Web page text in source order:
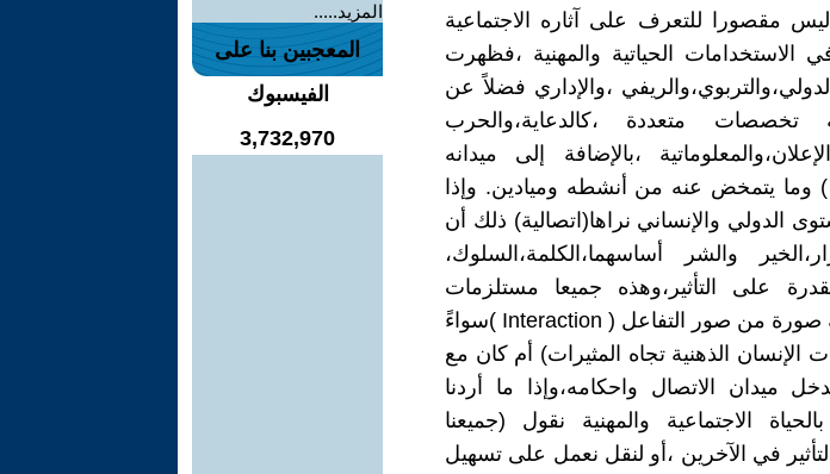
ليس مقصورا للتعرف على آثاره الاجتماعية
الاستخدامات الحياتية والمهنية ،فظهرت
،والإداري فضلاً عن
متعددة ،كالدعاية،والحرب
،بالإضافة إلى ميدانه
الأساس والواسع(الإعلام Information ) وما يتمخض عنه من أنشطه وميادين. وإذا
الدولي والإنساني نراها(اتصالية) ذلك أن
والشر أساسهما،الكلمة،السلوك،
على التأثير،وهذه جميعا مستلزمات
وميكانزيمات اتصالية ،فضلا على ان أية صورة من صور التفاعل ( Interaction )سواءً
الذهنية تجاه المثيرات) أم كان مع
ميدان الاتصال واحكامه،وإذا ما أردنا
الاجتماعية والمهنية نقول (جميعنا
في الآخرين ،أو لنقل نعمل على تسهيل
المزيد.....
المعجبين بنا على
الفيسبوك
3,732,970